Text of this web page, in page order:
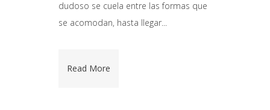
dudoso se cuela entre las formas que
se acomodan, hasta llegar...
Read More